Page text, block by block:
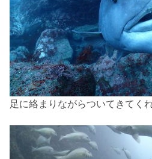
足に絡まりながらついてきてく